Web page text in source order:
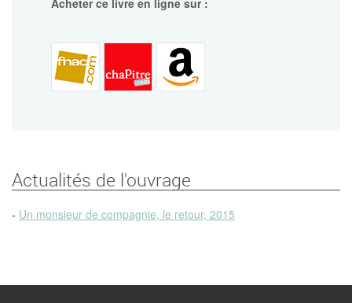
Actualités de l'ouvrage
- Un monsieur de compagnie, le retour, 2015